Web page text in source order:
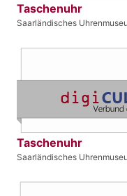
Taschenuhr
Saarländisches
Taschenuhr
Saarländisches